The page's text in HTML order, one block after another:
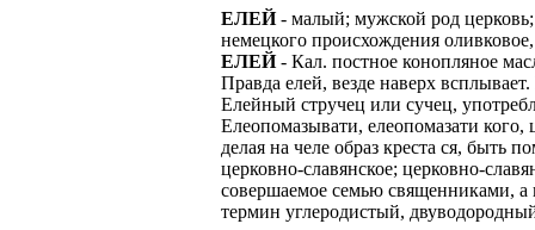
Знание языка
Требуются
Варианты
Средняя
средний,
оплачиваются
Большой
В наличии авто
Ищем
Звоните
количество
Скидки и акции
Выгодные
ЧТОБЫ
Откликнитесь
Получите
Заполните
ЕЛЕЙ- малый; мужской род церковь;
немецкого происхождения
ЕЛЕЙ- Кал. постное конопляное
Правда елей, везде наверх
Елейный стручец или сучец,
Елеопомазывати, елеопомазати кого,
делая на челе образ креста ся, быть
церковно-славянское; церковно-
совершаемое семью священниками,
термин углеродистый,